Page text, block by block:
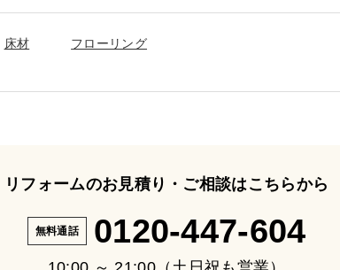
床材 フローリング
リフォームのお見積り・ご相談はこちらから
無料通話 0120-447-604